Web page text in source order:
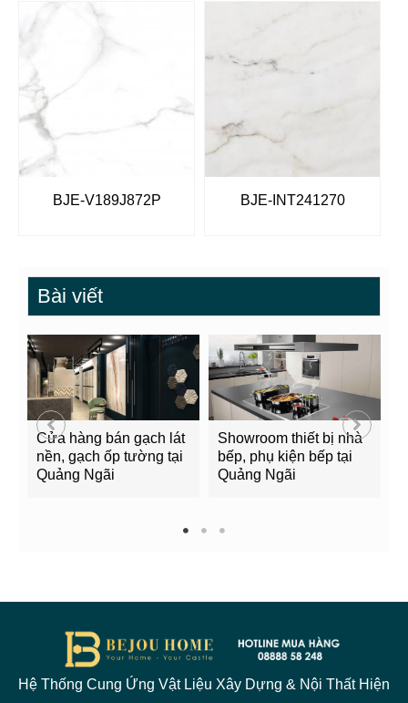
BJE-V189J872P BJE-INT241270
Bài viết
Cửa hàng bán gạch lát
nền, gạch ốp tường tại
Quảng Ngãi
Showroom thiết bị nhà
bếp, phụ kiện bếp tại
Quảng Ngãi
1 2 3
Hệ Thống Cung Ứng Vật Liệu Xây Dựng & Nội Thất Hiện